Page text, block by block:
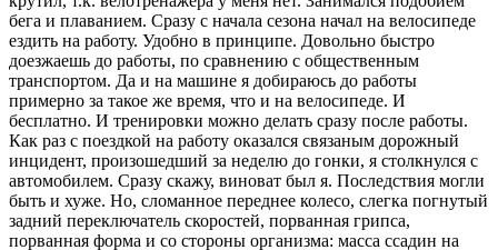
бега и плаванием. Сразу с начала сезона начал на велосипеде
ездить на работу. Удобно в принципе. Довольно быстро
доезжаешь до работы, по сравнению с общественным
транспортом. Да и на машине я добираюсь до работы
примерно за такое же время, что и на велосипеде. И
бесплатно. И тренировки можно делать сразу после работы.
Как раз с поездкой на работу оказался связаным дорожный
инцидент, произошедший за неделю до гонки, я столкнулся с
автомобилем. Сразу скажу, виноват был я. Последствия могли
быть и хуже. Но, сломанное переднее колесо, слегка погнутый
задний переключатель скоростей, порванная грипса,
порванная форма и со стороны организма: масса ссадин на